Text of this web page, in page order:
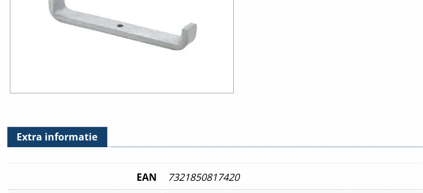
Extra informatie
EAN
7321850817420